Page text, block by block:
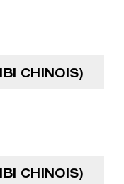
CHINOIS)
CHINOIS)